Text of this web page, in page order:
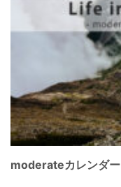
moderateカレンダー